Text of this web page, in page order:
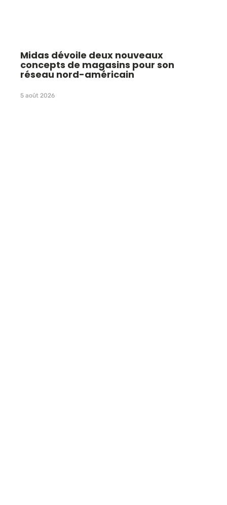
Midas dévoile deux nouveaux
concepts de magasins pour son
réseau nord-américain
5 août 2026